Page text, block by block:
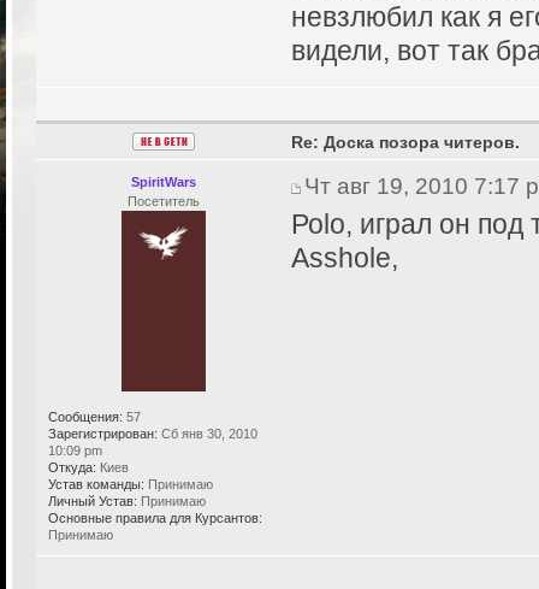
невзлюбил как я
видели, вот так
SpiritWars
Посетитель
Сообщения: 57
Зарегистрирован: Сб янв 30, 2010
10:09 pm
Откуда: Киев
Устав команды: Принимаю
Личный Устав: Принимаю
Основные правила для Курсантов:
Принимаю
Re: Доска позора читеров.
Чт авг 19, 2010 7:17
Роlo, играл он под
Asshole,